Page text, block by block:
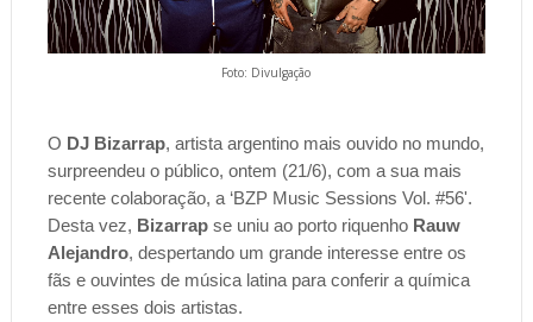
Foto: Divulgação
O DJ Bizarrap, artista argentino mais ouvido no mundo,
surpreendeu o público, ontem (21/6), com a sua mais
recente colaboração, a ‘BZP Music Sessions Vol. #56'.
Desta vez, Bizarrapse uniu ao porto riquenho Rauw
Alejandro, despertando um grande interesse entre os
fãs e ouvintes de música latina para conferir a química
entre esses dois artistas.